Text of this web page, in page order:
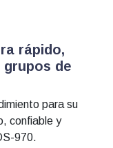
rápido,
de
para su
confiable y
970.